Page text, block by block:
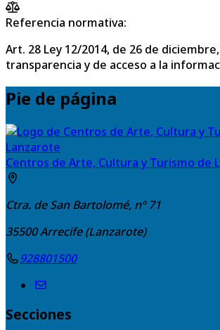
Referencia normativa:
Art. 28 Ley 12/2014, de 26 de
transparencia y de acceso a la
Pie de página
Centros de Arte, Cultura y Turismo de
Ctra. de San Bartolomé, nº 71
35500Arrecife (Lanzarote)
928801500
Secciones